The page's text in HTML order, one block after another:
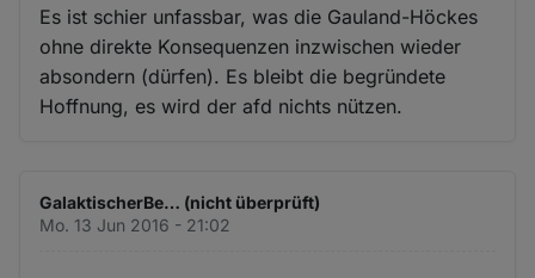
Es ist schier unfassbar, was die Gauland-Höckes
ohne direkte Konsequenzen inzwischen wieder
absondern (dürfen). Es bleibt die begründete
Hoffnung, es wird der afd nichts nützen.
GalaktischerBe… (nicht überprüft)
Mo. 13 Jun 2016 - 21:02